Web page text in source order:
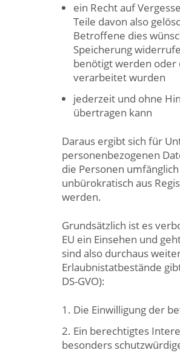
ein Recht auf
Teile davon also
Betroffene dies
Speicherung
benötigt werden oder
verarbeitet wurden
jederzeit und ohne
übertragen kann
Daraus ergibt sich für
personenbezogenen
die Personen
unbürokratisch aus
werden.
Grundsätzlich ist es
EU ein Einsehen und
sind also durchaus
Erlaubnistatbestände
DS-GVO):
Die Einwilligung der
Ein berechtigtes
besonders